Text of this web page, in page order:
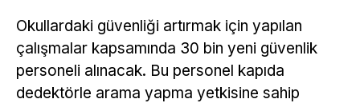
Okullardaki güvenliği artırmak için yapılan
çalışmalar kapsamında 30 bin yeni güvenlik
personeli alınacak. Bu personel kapıda
dedektörle arama yapma yetkisine sahip